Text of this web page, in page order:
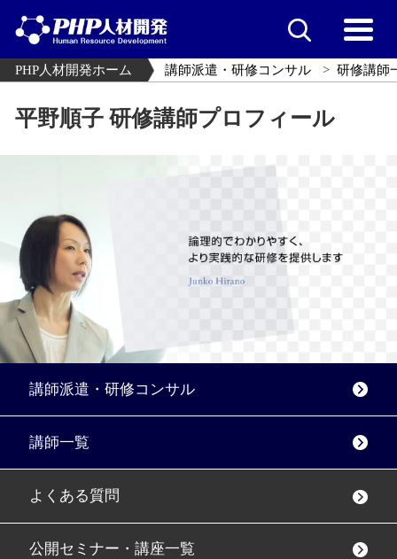
PHP人材開発ホーム 講師派遣・研修コンサル 研修講師
平野順子 研修講師プロフィール
講師派遣・研修コンサル
講師一覧
よくある質問
公開セミナー・講座一覧